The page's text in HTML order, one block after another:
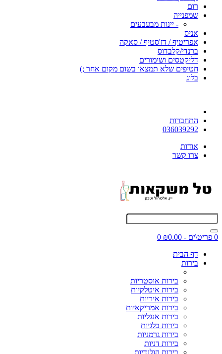
רום
שמפנייה
- יינות מבעבעים
אניס
אפריטיף / דז'סטיף / סאקה
ברנדי/קלבדוס
דליקטסים ושימורים
חטיפים שלא תמצאו בשום מקום אחר ;)
בלוג
התחברות
036039292
אודות
צרו קשר
0 פריט\ים - ₪0.00
0
דף הבית
בירות
בירות אוסטריות
בירות איטלקיות
בירות איריות
בירות אמריקאיות
בירות אנגליות
בירות בלגיות
בירות גרמניות
בירות דניות
בירות הולנדיות